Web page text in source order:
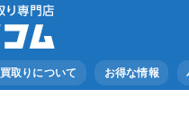
買取りについて お得な情報